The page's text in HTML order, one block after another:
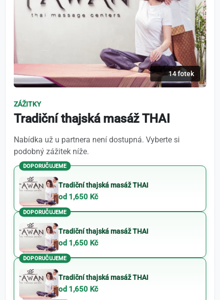
14 fotek
ZÁŽITKY
Tradiční thajská masáž THAI
Nabídka už u partnera není dostupná. Vyberte si
podobný zážitek níže.
DOPORUČUJEME
Tradiční thajská masáž THAI
od 1,650 Kč
DOPORUČUJEME
Tradiční thajská masáž THAI
od 1,650 Kč
DOPORUČUJEME
Tradiční thajská masáž THAI
od 1,650 Kč